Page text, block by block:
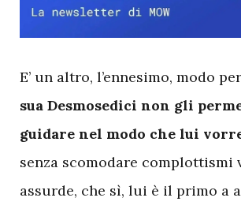
E’ un altro, l’ennesimo, modo
sua Desmosedici non gli
guidare nel modo che lui
senza scomodare complottismi
assurde, che sì, lui è il primo a